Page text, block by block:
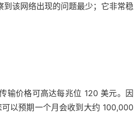
该网络出现的问题最少；它非常稳
输价格可高达每兆位 120 美元。因
以预期一个月会收到大约 100,000